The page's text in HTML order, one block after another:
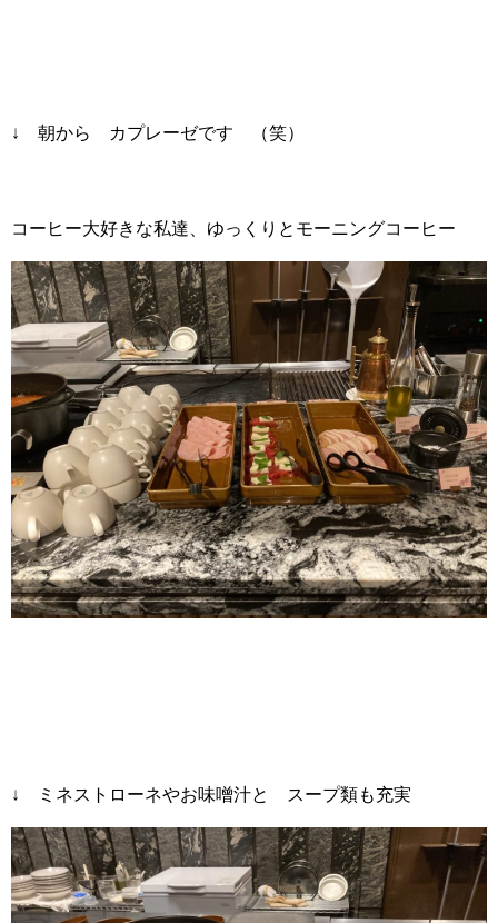
↓ 朝から カプレーゼです （笑）
コーヒー大好きな私達、ゆっくりとモーニングコーヒー
↓ ミネストローネやお味噌汁と スープ類も充実